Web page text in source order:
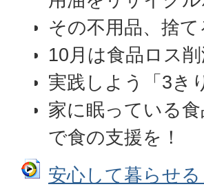
その不用品、捨
10月は食品ロス削
実践しよう「3き
家に眠っている
で食の支援を！
安心して暮らせ